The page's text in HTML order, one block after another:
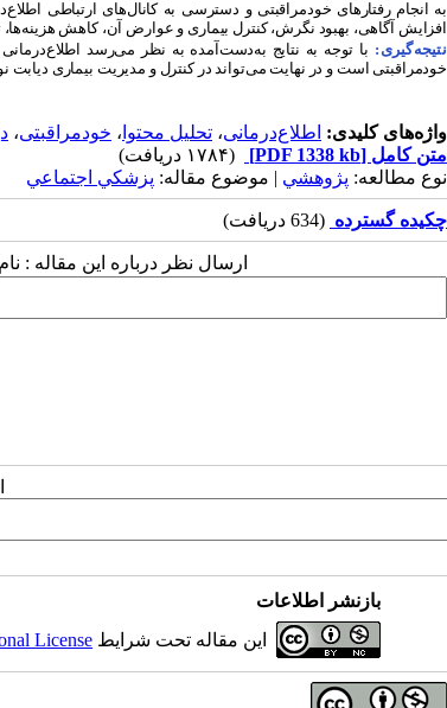
به انجام رفتارهای خودمراقبتی و دسترسی به کانال‌های ارتباطی
افزایش آگاهی، بهبود نگرش، کنترل بیماری و عوارض آن، کاهش
نتیجه‌گیری: با توجه به نتایج به‌دست‌آمده به نظر می‌رسد
خودمراقبتی است و در نهایت می‌تواند در کنترل و مدیریت بیماری دیابت نوع 2 کمک‌کننده
واژه‌های کلیدی: اطلاع‌درمانی، تحلیل محتوا ، خودمراقبتی،
متن کامل [PDF 1338 kb]
(۱۷۸۴ دریافت)
نوع مطالعه: پژوهشي | موضوع مقاله: پزشكي اجتماعي
چکیده گسترده (634 دریافت)
ارسال نظر درباره این مقاله :
بازنشر اطلاعات
این مقاله تحت شرایط License